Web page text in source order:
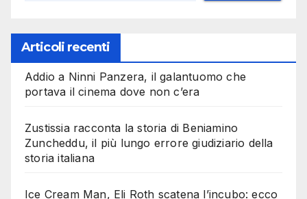
Articoli recenti
Addio a Ninni Panzera, il galantuomo che
portava il cinema dove non c’era
Zustissia racconta la storia di Beniamino
Zuncheddu, il più lungo errore giudiziario della
storia italiana
Ice Cream Man, Eli Roth scatena l’incubo: ecco